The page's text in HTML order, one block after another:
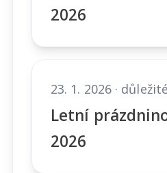
2026
23. 1. 2026 ·
Letní
2026